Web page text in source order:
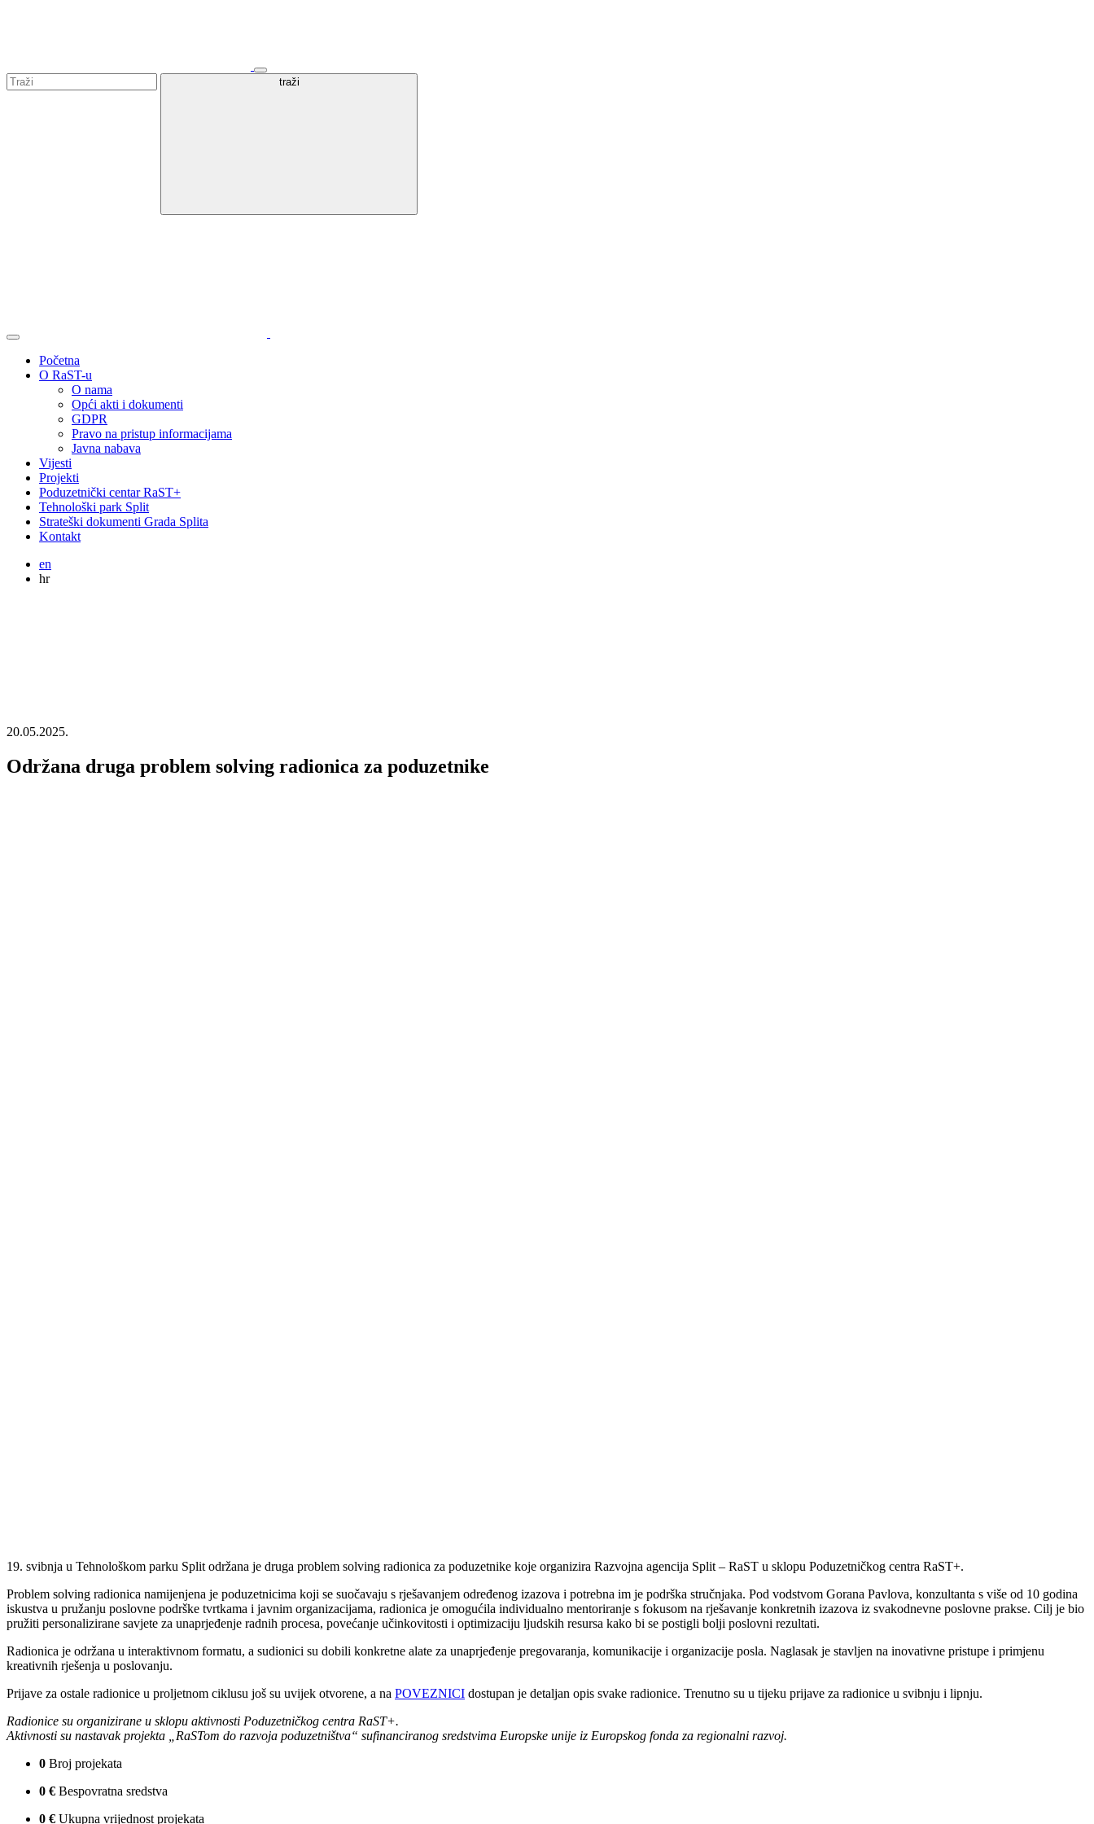
traži
Početna
O RaST-u
O nama
Opći akti i dokumenti
GDPR
Pravo na pristup informacijama
Javna nabava
Vijesti
Projekti
Poduzetnički centar RaST+
Tehnološki park Split
Strateški dokumenti Grada Splita
Kontakt
en
hr
20.05.2025.
Održana druga problem solving radionica za poduzetnike
19. svibnja u Tehnološkom parku Split održana je druga problem solving radionica za poduzetnike koje organizira Razvojna agencija Split – RaST u sklopu Poduzetničkog centra RaST+.
Problem solving radionica namijenjena je poduzetnicima koji se suočavaju s rješavanjem određenog izazova i potrebna im je podrška stručnjaka. Pod vodstvom Gorana Pavlova, konzultanta s više od 10 godina
iskustva u pružanju poslovne podrške tvrtkama i javnim organizacijama, radionica je omogućila individualno mentoriranje s fokusom na rješavanje konkretnih izazova iz svakodnevne poslovne prakse. Cilj je bio
pružiti personalizirane savjete za unaprjeđenje radnih procesa, povećanje učinkovitosti i optimizaciju ljudskih resursa kako bi se postigli bolji poslovni rezultati.
Radionica je održana u interaktivnom formatu, a sudionici su dobili konkretne alate za unaprjeđenje pregovaranja, komunikacije i organizacije posla. Naglasak je stavljen na inovativne pristupe i primjenu
kreativnih rješenja u poslovanju.
Prijave za ostale radionice u proljetnom ciklusu još su uvijek otvorene, a na POVEZNICI dostupan je detaljan opis svake radionice. Trenutno su u tijeku prijave za radionice u svibnju i lipnju.
Radionice su organizirane u sklopu aktivnosti Poduzetničkog centra RaST+.
Aktivnosti su nastavak projekta „RaSTom do razvoja poduzetništva“ sufinanciranog sredstvima Europske unije iz Europskog fonda za regionalni razvoj.
0 Broj projekata
0 € Bespovratna sredstva
0 € Ukupna vrijednost projekata